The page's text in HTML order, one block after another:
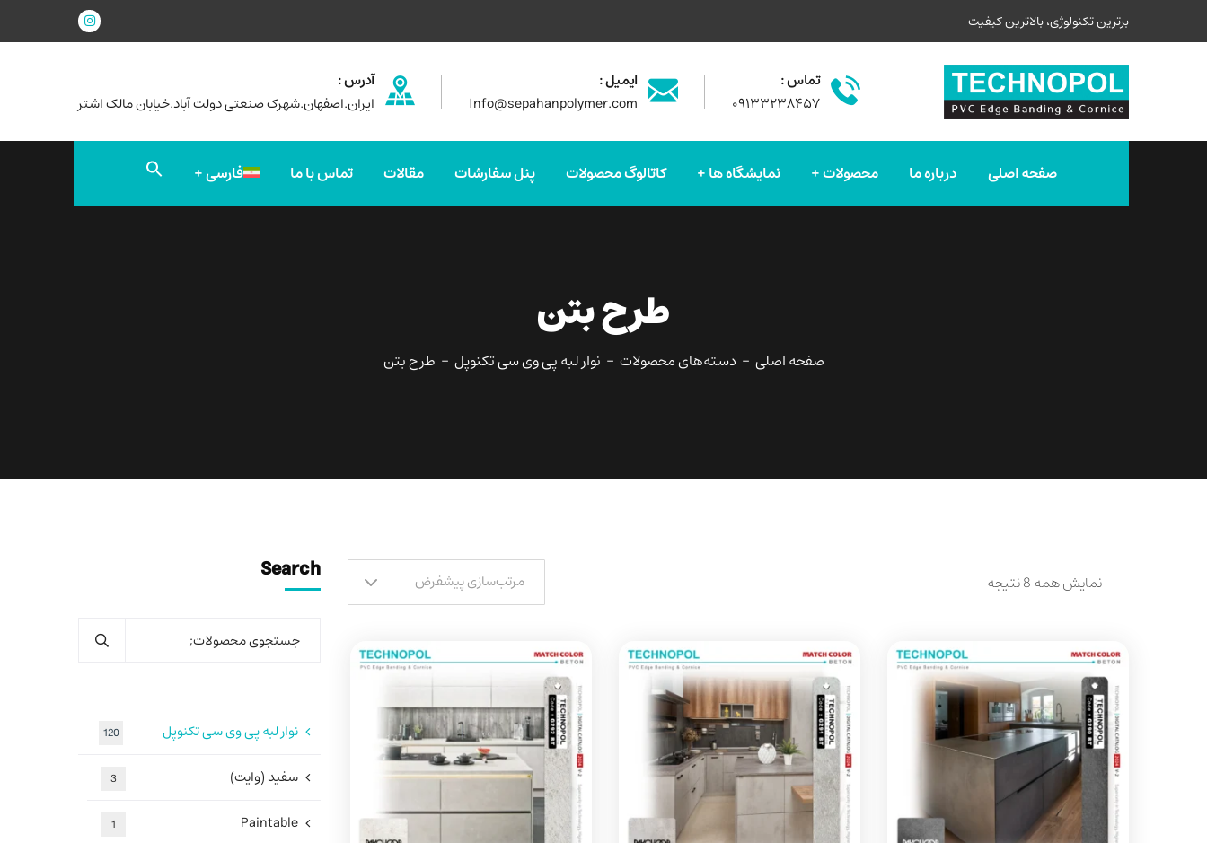
برترین تکنولوژی، بالاترین کیفیت
تماس :
۰۹۱۳۳۲۳۸۴۵۷
ایمیل :
Info@sepahanpolymer.com
آدرس :
ایران.اصفهان.شهرک صنعتی دولت آباد.خیابان مالک اشتر
صفحه اصلی درباره ما محصولات نمایشگاه ها کاتالوگ محصولات پنل سفارشات مقالات تماس با ما فارسی جستجو
برای:
طرح بتن
صفحه اصلی دسته‌های محصولات نوار لبه پی وی سی تکنوپل طرح بتن
نمایش همه 8 نتیجه مرتب‌سازی پیشفرض Search
نوار لبه پی وی سی تکنوپل 120
سفید (وایت) 3
Paintable
1